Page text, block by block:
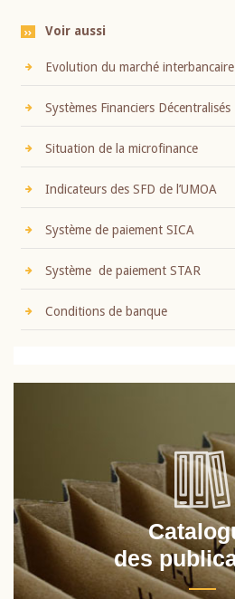
Voir aussi
Evolution du marché interbancaire
Systèmes Financiers Décentralisés
Situation de la microfinance
Indicateurs des SFD de l’UMOA
Système de paiement SICA
Système de paiement STAR
Conditions de banque
des